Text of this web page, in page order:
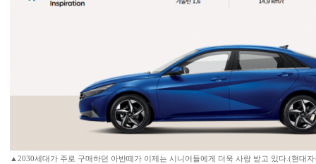
▲2030세대가 주로 구매하던 아반떼가 이제는 시니어들에게 더욱 사랑 받고 있다.(현대